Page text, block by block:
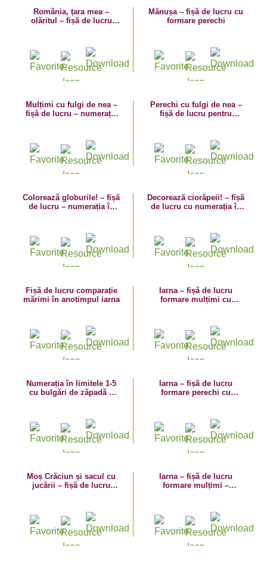
România, țara mea –
olăritul – fișă de lucru
Mănușa – fișă de lucru cu
formare perechi
Mulțimi cu fulgi de nea –
fișă de lucru – numerația
Perechi cu fulgi de nea –
fișă de lucru pentru
Colorează globurile! – fișă
de lucru – numerația în
Decorează ciorăpeii! – fișă
de lucru cu numerația în
Fișă de lucru comparație
mărimi în anotimpul iarna
Iarna – fișă de lucru
formare mulțimi cu
Numerația în limitele 1-5
cu bulgări de zăpadă –
Iarna – fișă de lucru
formare perechi cu
Moș Crăciun și sacul cu
jucării – fișă de lucru
Iarna – fișă de lucru
formare mulțimi –